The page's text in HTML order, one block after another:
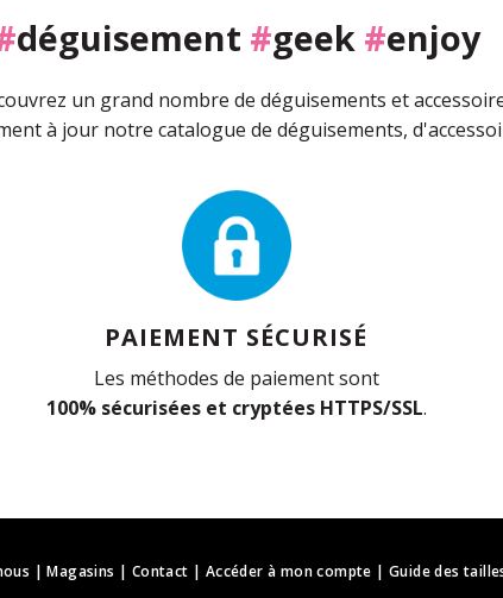
déguisement #geek #enjoy
un grand nombre de déguisements et
à jour notre catalogue de déguisements,
PAIEMENT SÉCURISÉ
Les méthodes de paiement sont
100% sécurisées et cryptées HTTPS/SSL.
|Magasins | Contact | Accéder à mon compte |Guide des